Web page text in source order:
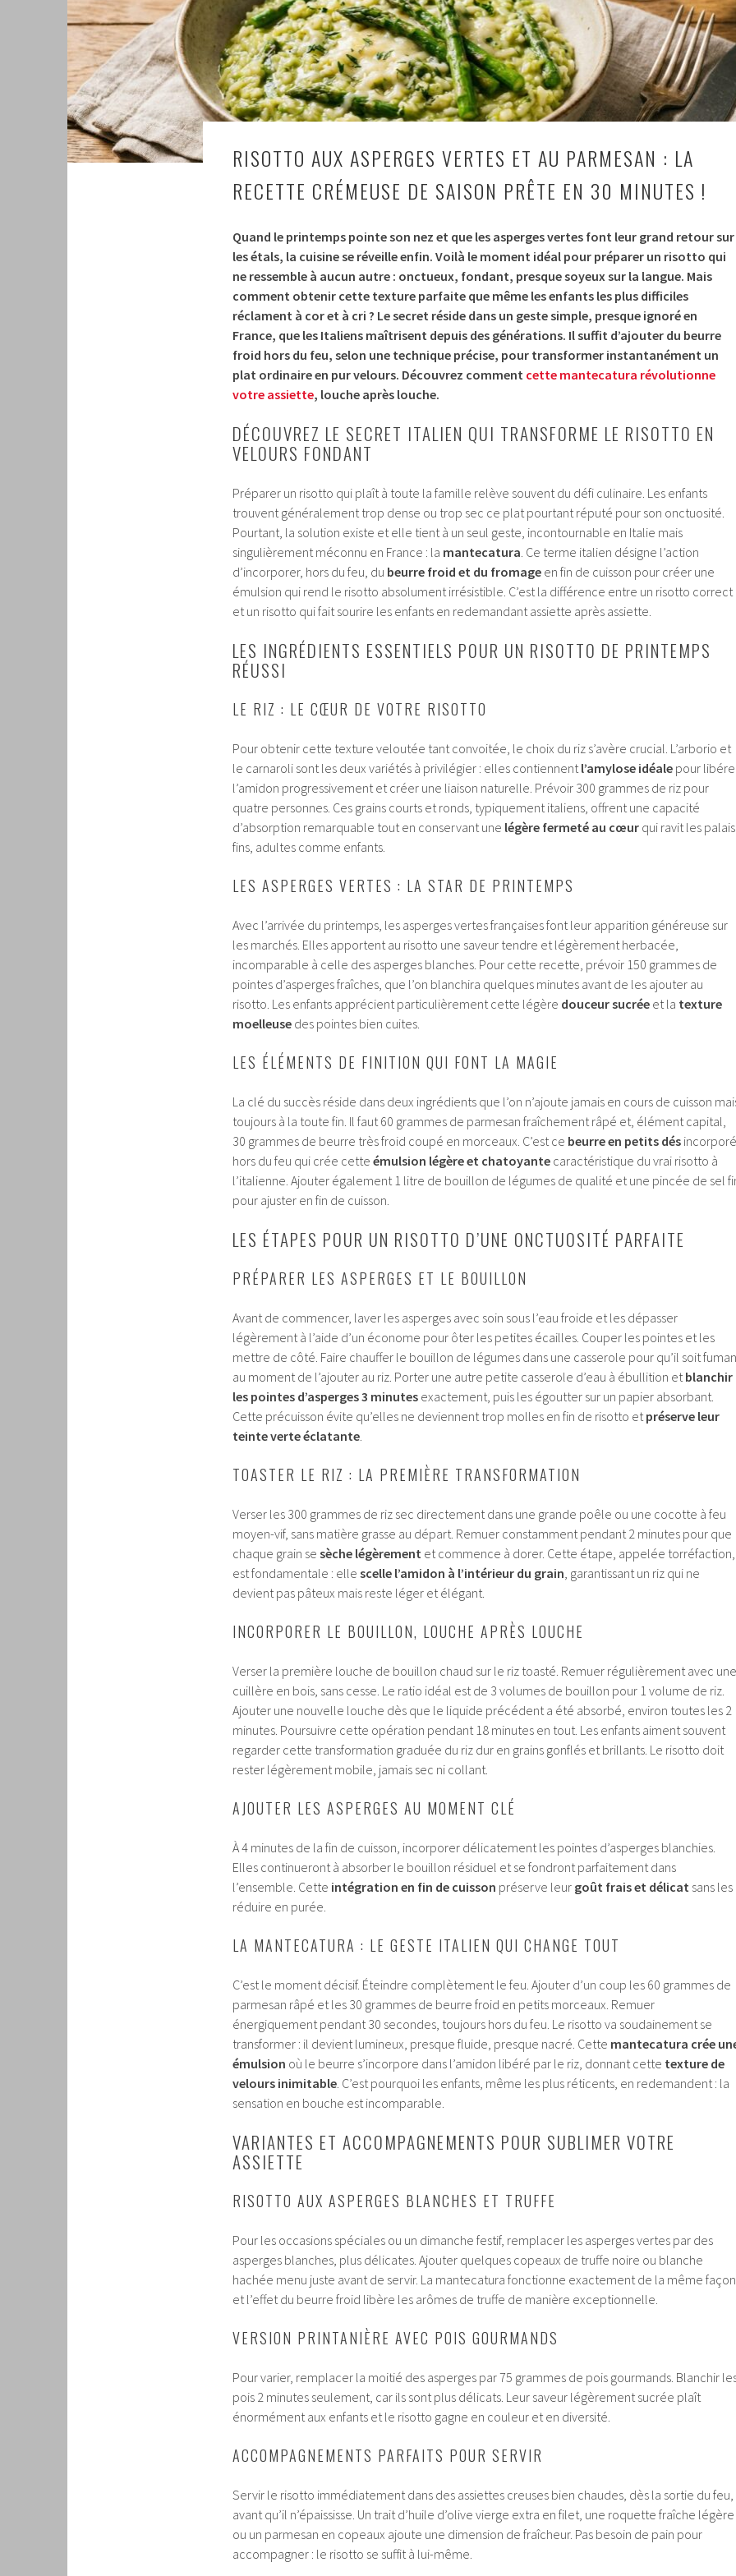
RISOTTO AUX ASPERGES VERTES ET AU PARMESAN : LA
RECETTE CRÉMEUSE DE SAISON PRÊTE EN 30 MINUTES !
Quand le printemps pointe son nez et que les asperges vertes font leur grand retour sur
les étals, la cuisine se réveille enfin. Voilà le moment idéal pour préparer un risotto qui
ne ressemble à aucun autre : onctueux, fondant, presque soyeux sur la langue. Mais
comment obtenir cette texture parfaite que même les enfants les plus difficiles
réclament à cor et à cri ? Le secret réside dans un geste simple, presque ignoré en
France, que les Italiens maîtrisent depuis des générations. Il suffit d’ajouter du beurre
froid hors du feu, selon une technique précise, pour transformer instantanément un
plat ordinaire en pur velours. Découvrez comment cette mantecatura révolutionne
votre assiette, louche après louche.
DÉCOUVREZ LE SECRET ITALIEN QUI TRANSFORME LE RISOTTO EN
VELOURS FONDANT
Préparer un risotto qui plaît à toute la famille relève souvent du défi culinaire. Les enfants
trouvent généralement trop dense ou trop sec ce plat pourtant réputé pour son onctuosité.
Pourtant, la solution existe et elle tient à un seul geste, incontournable en Italie mais
singulièrement méconnu en France : la mantecatura . Ce terme italien désigne l’action
d’incorporer, hors du feu, du beurre froid et du fromage en fin de cuisson pour créer une
émulsion qui rend le risotto absolument irrésistible. C’est la différence entre un risotto correct
et un risotto qui fait sourire les enfants en redemandant assiette après assiette.
LES INGRÉDIENTS ESSENTIELS POUR UN RISOTTO DE PRINTEMPS
RÉUSSI
LE RIZ : LE CŒUR DE VOTRE RISOTTO
Pour obtenir cette texture veloutée tant convoitée, le choix du riz s’avère crucial. L’arborio et
le carnaroli sont les deux variétés à privilégier : elles contiennent l’amylose idéale pour
l’amidon progressivement et créer une liaison naturelle. Prévoir 300 grammes de riz pour
quatre personnes. Ces grains courts et ronds, typiquement italiens, offrent une capacité
d’absorption remarquable tout en conservant une légère fermeté au cœur qui ravit les palais
fins, adultes comme enfants.
LES ASPERGES VERTES : LA STAR DE PRINTEMPS
Avec l’arrivée du printemps, les asperges vertes françaises font leur apparition généreuse sur
les marchés. Elles apportent au risotto une saveur tendre et légèrement herbacée,
incomparable à celle des asperges blanches. Pour cette recette, prévoir 150 grammes de
pointes d’asperges fraîches, que l’on blanchira quelques minutes avant de les ajouter au
risotto. Les enfants apprécient particulièrement cette légère douceur sucrée et la texture
moelleuse des pointes bien cuites.
LES ÉLÉMENTS DE FINITION QUI FONT LA MAGIE
La clé du succès réside dans deux ingrédients que l’on n’ajoute jamais en cours de cuisson
toujours à la toute fin. Il faut 60 grammes de parmesan fraîchement râpé et, élément capital,
30 grammes de beurre très froid coupé en morceaux. C’est ce beurre en petits dés incorporé
hors du feu qui crée cette émulsion légère et chatoyante caractéristique du vrai risotto à
l’italienne. Ajouter également 1 litre de bouillon de légumes de qualité et une pincée de sel
pour ajuster en fin de cuisson.
LES ÉTAPES POUR UN RISOTTO D’UNE ONCTUOSITÉ PARFAITE
PRÉPARER LES ASPERGES ET LE BOUILLON
Avant de commencer, laver les asperges avec soin sous l’eau froide et les dépasser
légèrement à l’aide d’un économe pour ôter les petites écailles. Couper les pointes et les
mettre de côté. Faire chauffer le bouillon de légumes dans une casserole pour qu’il soit
au moment de l’ajouter au riz. Porter une autre petite casserole d’eau à ébullition et blanchir
les pointes d’asperges 3 minutes exactement, puis les égoutter sur un papier absorbant.
Cette précuisson évite qu’elles ne deviennent trop molles en fin de risotto et préserve leur
teinte verte éclatante
TOASTER LE RIZ : LA PREMIÈRE TRANSFORMATION
Verser les 300 grammes de riz sec directement dans une grande poêle ou une cocotte à feu
moyen-vif, sans matière grasse au départ. Remuer constamment pendant 2 minutes pour que
chaque grain se sèche légèrement et commence à dorer. Cette étape, appelée torréfaction,
est fondamentale : elle scelle l’amidon à l’intérieur du grain , garantissant un riz qui ne
devient pas pâteux mais reste léger et élégant.
INCORPORER LE BOUILLON, LOUCHE APRÈS LOUCHE
Verser la première louche de bouillon chaud sur le riz toasté. Remuer régulièrement avec une
cuillère en bois, sans cesse. Le ratio idéal est de 3 volumes de bouillon pour 1 volume de riz.
Ajouter une nouvelle louche dès que le liquide précédent a été absorbé, environ toutes les 2
minutes. Poursuivre cette opération pendant 18 minutes en tout. Les enfants aiment souvent
regarder cette transformation graduée du riz dur en grains gonflés et brillants. Le risotto doit
rester légèrement mobile, jamais sec ni collant.
AJOUTER LES ASPERGES AU MOMENT CLÉ
À 4 minutes de la fin de cuisson, incorporer délicatement les pointes d’asperges blanchies.
Elles continueront à absorber le bouillon résiduel et se fondront parfaitement dans
l’ensemble. Cette intégration en fin de cuisson préserve leur goût frais et délicat sans les
réduire en purée.
LA MANTECATURA : LE GESTE ITALIEN QUI CHANGE TOUT
C’est le moment décisif. Éteindre complètement le feu. Ajouter d’un coup les 60 grammes de
parmesan râpé et les 30 grammes de beurre froid en petits morceaux. Remuer
énergiquement pendant 30 secondes, toujours hors du feu. Le risotto va soudainement se
transformer : il devient lumineux, presque fluide, presque nacré. Cette mantecatura crée
émulsion où le beurre s’incorpore dans l’amidon libéré par le riz, donnant cette texture de
velours inimitable . C’est pourquoi les enfants, même les plus réticents, en redemandent : la
sensation en bouche est incomparable.
VARIANTES ET ACCOMPAGNEMENTS POUR SUBLIMER VOTRE
ASSIETTE
RISOTTO AUX ASPERGES BLANCHES ET TRUFFE
Pour les occasions spéciales ou un dimanche festif, remplacer les asperges vertes par des
asperges blanches, plus délicates. Ajouter quelques copeaux de truffe noire ou blanche
hachée menu juste avant de servir. La mantecatura fonctionne exactement de la même façon
et l’effet du beurre froid libère les arômes de truffe de manière exceptionnelle.
VERSION PRINTANIÈRE AVEC POIS GOURMANDS
Pour varier, remplacer la moitié des asperges par 75 grammes de pois gourmands. Blanchir
pois 2 minutes seulement, car ils sont plus délicats. Leur saveur légèrement sucrée plaît
énormément aux enfants et le risotto gagne en couleur et en diversité.
ACCOMPAGNEMENTS PARFAITS POUR SERVIR
Servir le risotto immédiatement dans des assiettes creuses bien chaudes, dès la sortie du feu,
avant qu’il n’épaississe. Un trait d’huile d’olive vierge extra en filet, une roquette fraîche légère
ou un parmesan en copeaux ajoute une dimension de fraîcheur. Pas besoin de pain pour
accompagner : le risotto se suffit à lui-même.